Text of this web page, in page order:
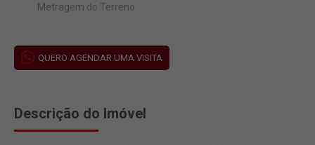
Metragem do Terreno
QUERO AGENDAR UMA VISITA
Descrição do Imóvel